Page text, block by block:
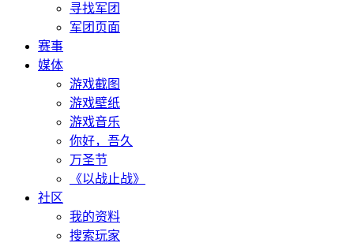
寻找军团
军团页面
赛事
媒体
游戏截图
游戏壁纸
游戏音乐
你好，吾久
万圣节
《以战止战》
社区
我的资料
搜索玩家